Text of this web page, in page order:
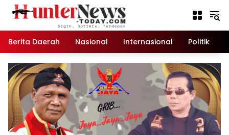
Berita Daerah
Nasional Internasional Politik